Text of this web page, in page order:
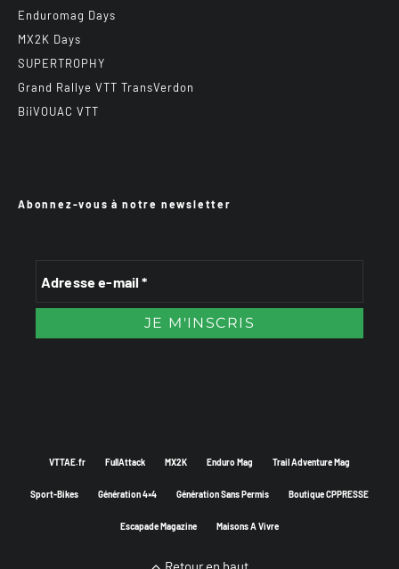
Enduromag Days
MX2K Days
SUPERTROPHY
Grand Rallye VTT TransVerdon
BiiVOUAC VTT
Abonnez-vous à notre newsletter
VTTAE.fr FullAttack MX2K Enduro Mag Trail Adventure Mag
Sport-Bikes Génération 4×4 Génération Sans Permis Boutique CPPRESSE
Escapade Magazine Maisons A Vivre